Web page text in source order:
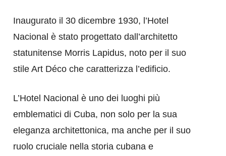
Inaugurato il 30 dicembre 1930, l’Hotel
Nacional è stato progettato dall’architetto
statunitense Morris Lapidus, noto per il suo
stile Art Déco che caratterizza l’edificio.
L’Hotel Nacional è uno dei luoghi più
emblematici di Cuba, non solo per la sua
eleganza architettonica, ma anche per il suo
ruolo cruciale nella storia cubana e